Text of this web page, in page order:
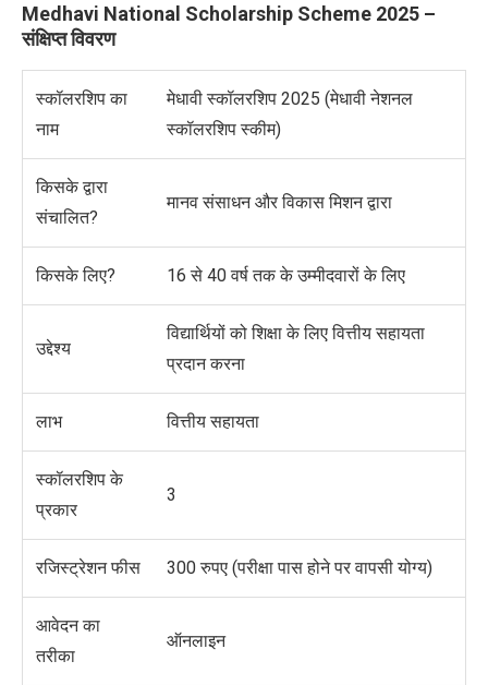
Medhavi National Scholarship Scheme 2025 –
संक्षिप्त विवरण
स्कॉलरशिप का
नाम
मेधावी स्कॉलरशिप 2025 (मेधावी नेशनल
स्कॉलरशिप स्कीम)
किसके द्वारा
संचालित?
मानव संसाधन और विकास मिशन द्वारा
किसके लिए? 16 से 40 वर्ष तक के उम्मीदवारों के लिए
उद्देश्य
विद्यार्थियों को शिक्षा के लिए वित्तीय सहायता
प्रदान करना
लाभ वित्तीय सहायता
स्कॉलरशिप के
प्रकार
3
रजिस्ट्रेशन फीस 300 रुपए (परीक्षा पास होने पर वापसी योग्य)
आवेदन का
तरीका
ऑनलाइन